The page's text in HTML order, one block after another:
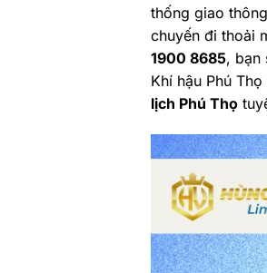
thống giao
chuyến đi thoải
1900 8685, bạn
Khí hậu Phú
lịch Phú Thọ